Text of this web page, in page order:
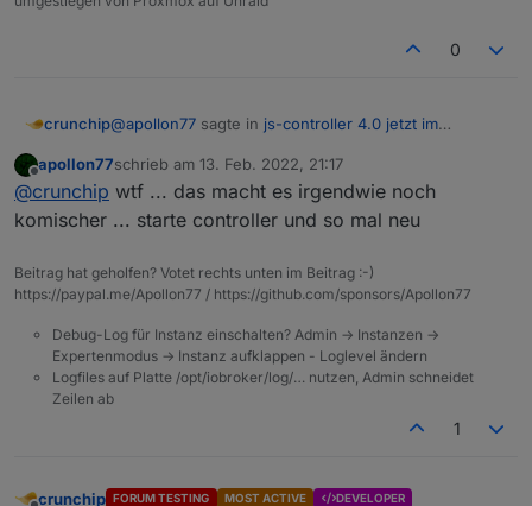
0
crunchip@apollon77 sagte in js-controller 4.0 jetzt im
Ist dad das Log aus dem Admin?
auf der Platte steht auch nicht mehr
apollon77schrieb am 13. Feb. 2022, 21:17
zuletzt editiert von
@crunchip wtf ... das macht es irgendwie noch
komischer ... starte controller und so mal neu
Beitrag hat geholfen? Votet rechts unten im Beitrag :-)
https://paypal.me/Apollon77 / https://github.com/sponsors/Apollon77
Debug-Log für Instanz einschalten? Admin -> Instanzen ->
Expertenmodus -> Instanz aufklappen - Loglevel ändern
Logfiles auf Platte /opt/iobroker/log/… nutzen, Admin schneidet
Zeilen ab
1
crunchip FORUM TESTING MOST ACTIVE DEVELOPER